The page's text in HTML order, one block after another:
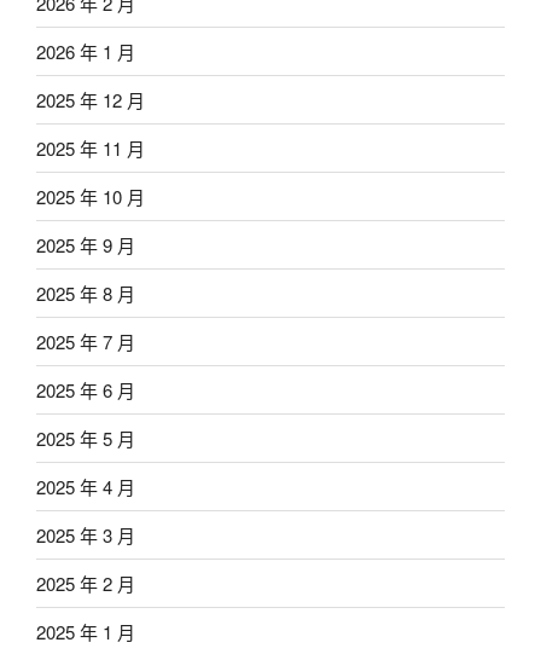
2026 年 1 月
2025 年 12 月
2025 年 11 月
2025 年 10 月
2025 年 9 月
2025 年 8 月
2025 年 7 月
2025 年 6 月
2025 年 5 月
2025 年 4 月
2025 年 3 月
2025 年 2 月
2025 年 1 月